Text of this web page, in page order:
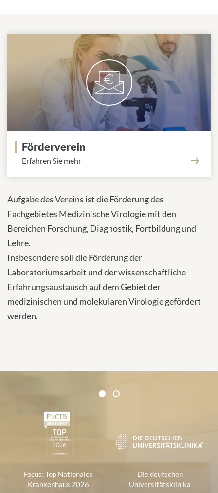
Förderverein
Erfahren Sie mehr
Aufgabe des Vereins ist die Förderung des
Fachgebietes Medizinische Virologie mit den
Bereichen Forschung, Diagnostik, Fortbildung und
Lehre.
Insbesondere soll die Förderung der
Laboratoriumsarbeit und der wissenschaftliche
Erfahrungsaustausch auf dem Gebiet der
medizinischen und molekularen Virologie gefördert
werden.
Zertifikate und Verbände
1 2
Focus: Top Nationales
Krankenhaus 2026
Die deutschen
Universitätsklinika